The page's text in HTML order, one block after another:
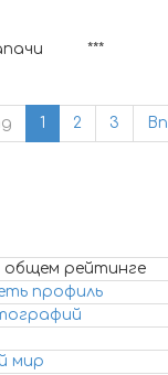
***
1 2 3
общем рейтинге
профиль
мир